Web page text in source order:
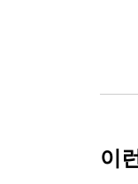
이